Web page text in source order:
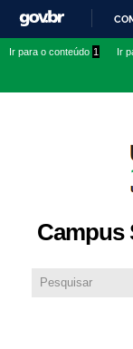
Ir para o conteúdo 1 Ir
Campus